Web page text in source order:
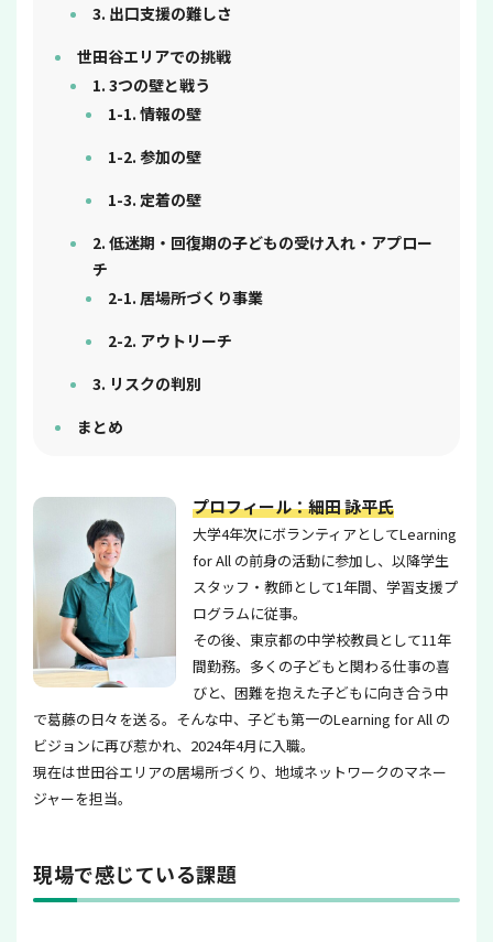
3. 出口支援の難しさ
世田谷エリアでの挑戦
1. 3つの壁と戦う
1-1. 情報の壁
1-2. 参加の壁
1-3. 定着の壁
2. 低迷期・回復期の子どもの受け入れ・アプロー
チ
2-1. 居場所づくり事業
2-2. アウトリーチ
3. リスクの判別
まとめ
プロフィール：細田 詠平氏
大学4年次にボランティアとしてLearning
for All の前身の活動に参加し、以降学生
スタッフ・教師として1年間、学習支援プ
ログラムに従事。
その後、東京都の中学校教員として11年
間勤務。多くの子どもと関わる仕事の喜
びと、困難を抱えた子どもに向き合う中
で葛藤の日々を送る。そんな中、子ども第一のLearning for All の
ビジョンに再び惹かれ、2024年4月に入職。
現在は世田谷エリアの居場所づくり、地域ネットワークのマネー
ジャーを担当。
現場で感じている課題